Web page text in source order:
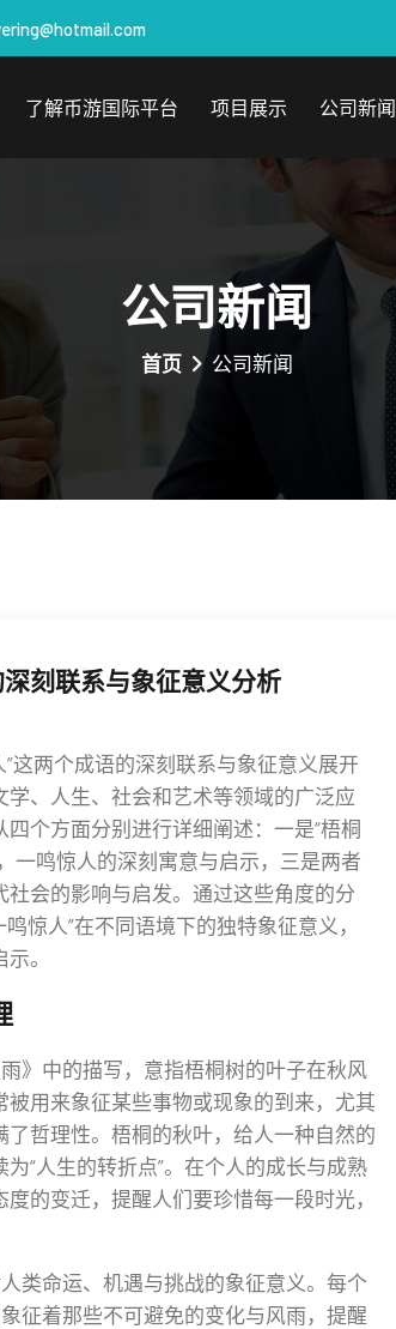
了解币游国际平台 项目展示 公司新闻
公司新闻
首页 公司新闻
刻联系与象征意义分析
这两个成语的深刻联系与象征意义展开
、人生、社会和艺术等领域的广泛应
个方面分别进行详细阐述：一是“梧桐
一鸣惊人的深刻寓意与启示，三是两者
会的影响与启发。通过这些角度的分
惊人”在不同语境下的独特象征意义，
。
》中的描写，意指梧桐树的叶子在秋风
用来象征某些事物或现象的到来，尤其
哲理性。梧桐的秋叶，给人一种自然的
“人生的转折点”。在个人的成长与成熟
的变迁，提醒人们要珍惜每一段时光，
类命运、机遇与挑战的象征意义。每个
征着那些不可避免的变化与风雨，提醒